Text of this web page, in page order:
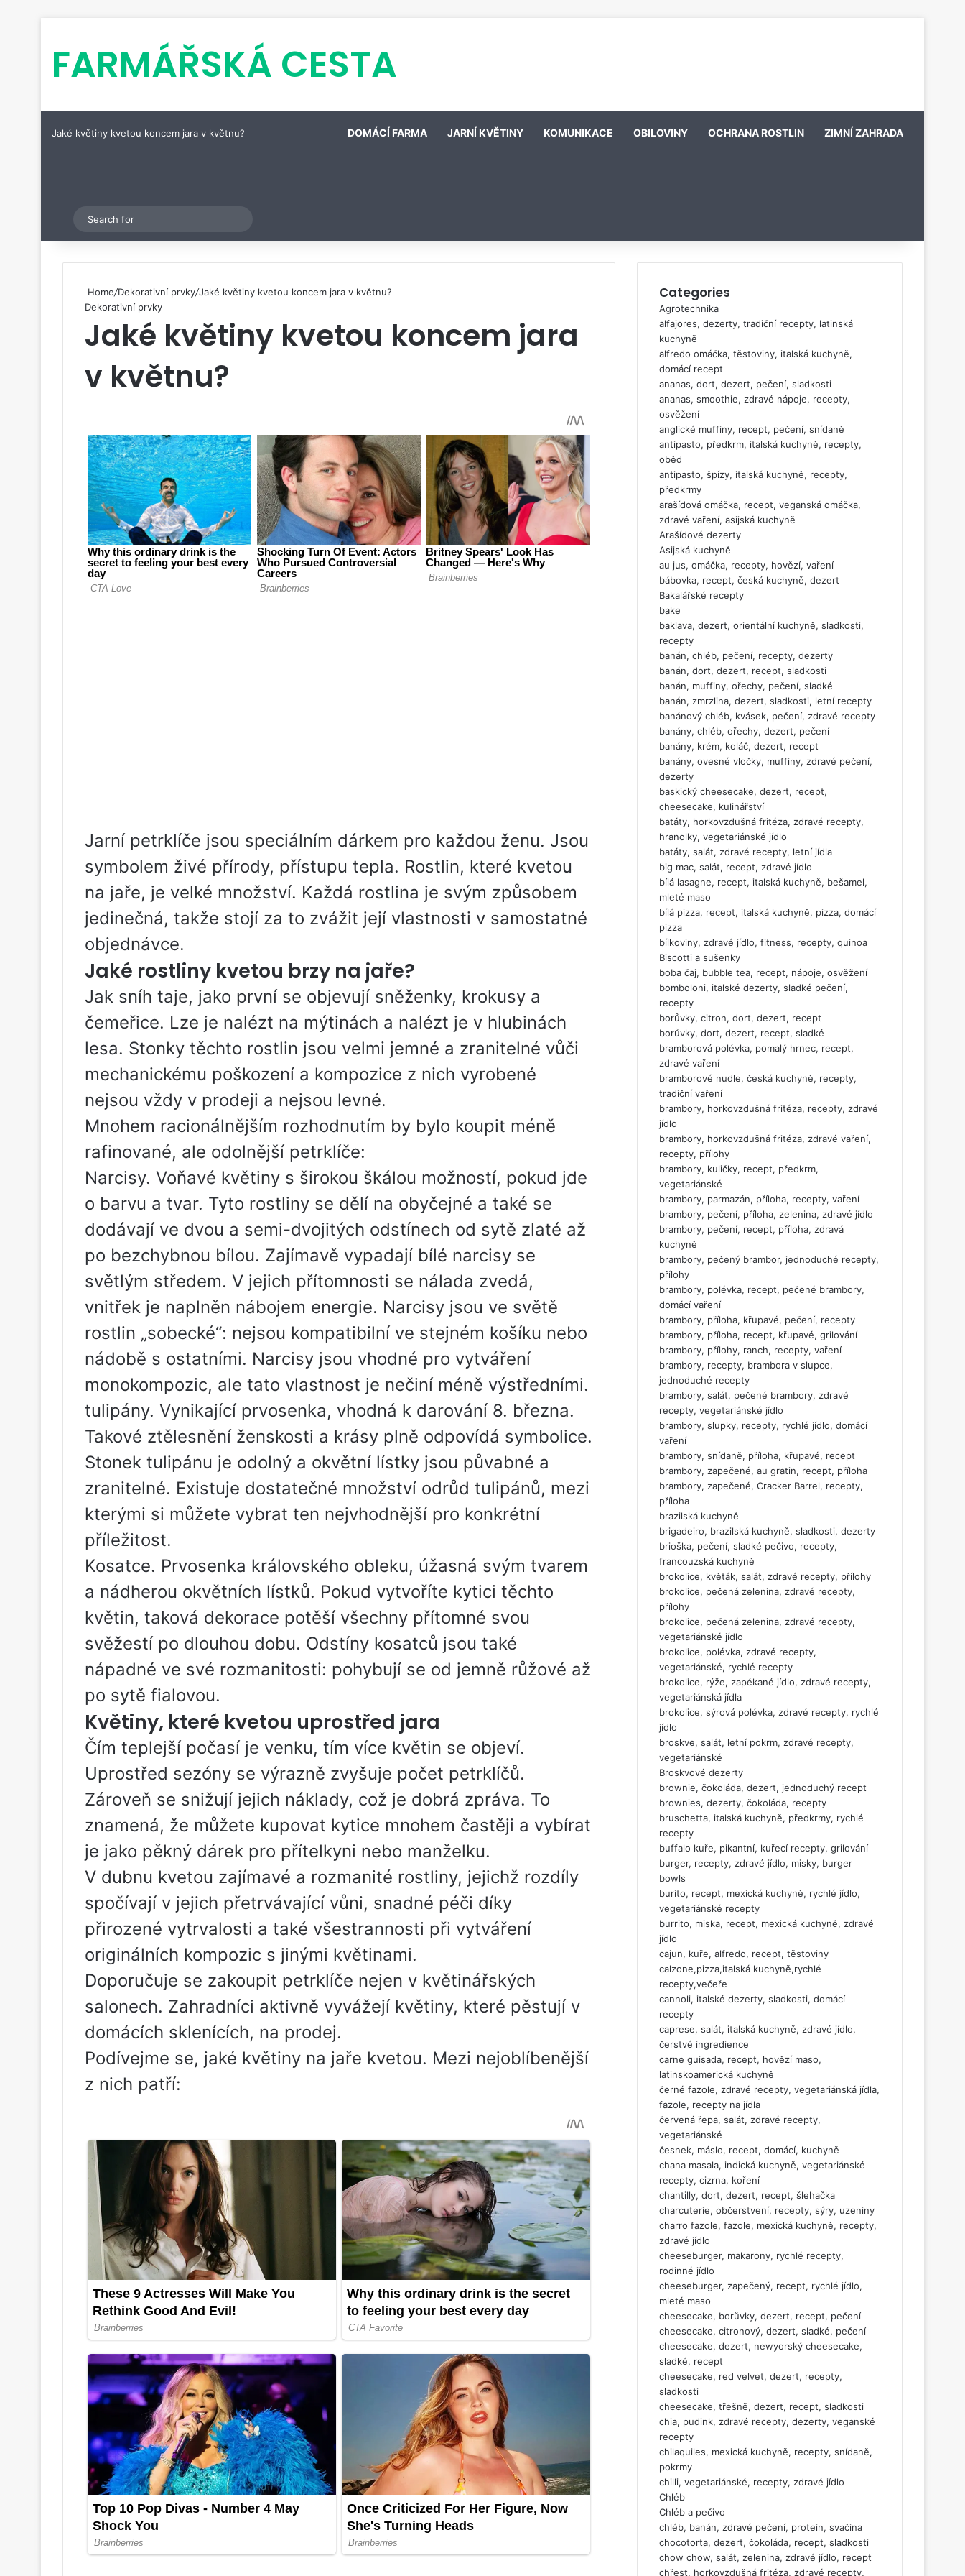
FARMÁŘSKÁ CESTA
Jaké květiny kvetou koncem jara v květnu? DOMÁCÍ FARMA JARNÍ KVĚTINY KOMUNIKACE OBILOVINY OCHRANA ROSTLIN ZIMNÍ ZAHRADA
Switch skin
for
Home/Dekorativní prvky/Jaké květiny kvetou koncem jara v květnu?
Dekorativní prvky
Jaké květiny kvetou koncem jara
v květnu?
Jarní petrklíče jsou speciálním dárkem pro každou ženu. Jsou
symbolem živé přírody, přístupu tepla. Rostlin, které kvetou
na jaře, je velké množství. Každá rostlina je svým způsobem
jedinečná, takže stojí za to zvážit její vlastnosti v samostatné
objednávce.
Jaké rostliny kvetou brzy na jaře?
Jak sníh taje, jako první se objevují sněženky, krokusy a
čemeřice. Lze je nalézt na mýtinách a nalézt je v hlubinách
lesa. Stonky těchto rostlin jsou velmi jemné a zranitelné vůči
mechanickému poškození a kompozice z nich vyrobené
nejsou vždy v prodeji a nejsou levné.
Mnohem racionálnějším rozhodnutím by bylo koupit méně
rafinované, ale odolnější petrklíče:
Narcisy. Voňavé květiny s širokou škálou možností, pokud jde
o barvu a tvar. Tyto rostliny se dělí na obyčejné a také se
dodávají ve dvou a semi-dvojitých odstínech od sytě zlaté až
po bezchybnou bílou. Zajímavě vypadají bílé narcisy se
světlým středem. V jejich přítomnosti se nálada zvedá,
vnitřek je naplněn nábojem energie. Narcisy jsou ve světě
rostlin „sobecké“: nejsou kompatibilní ve stejném košíku nebo
nádobě s ostatními. Narcisy jsou vhodné pro vytváření
monokompozic, ale tato vlastnost je nečiní méně výstředními.
tulipány. Vynikající prvosenka, vhodná k darování 8. března.
Takové ztělesnění ženskosti a krásy plně odpovídá symbolice.
Stonek tulipánu je odolný a okvětní lístky jsou půvabné a
zranitelné. Existuje dostatečné množství odrůd tulipánů, mezi
kterými si můžete vybrat ten nejvhodnější pro konkrétní
příležitost.
Kosatce. Prvosenka královského obleku, úžasná svým tvarem
a nádherou okvětních lístků. Pokud vytvoříte kytici těchto
květin, taková dekorace potěší všechny přítomné svou
svěžestí po dlouhou dobu. Odstíny kosatců jsou také
nápadné ve své rozmanitosti: pohybují se od jemně růžové až
po sytě fialovou.
Květiny, které kvetou uprostřed jara
Čím teplejší počasí je venku, tím více květin se objeví.
Uprostřed sezóny se výrazně zvyšuje počet petrklíčů.
Zároveň se snižují jejich náklady, což je dobrá zpráva. To
znamená, že můžete kupovat kytice mnohem častěji a vybírat
je jako pěkný dárek pro přítelkyni nebo manželku.
V dubnu kvetou zajímavé a rozmanité rostliny, jejichž rozdíly
spočívají v jejich přetrvávající vůni, snadné péči díky
přirozené vytrvalosti a také všestrannosti při vytváření
originálních kompozic s jinými květinami.
Doporučuje se zakoupit petrklíče nejen v květinářských
salonech. Zahradníci aktivně vyvážejí květiny, které pěstují v
domácích sklenících, na prodej.
Podívejme se, jaké květiny na jaře kvetou. Mezi nejoblíbenější
z nich patří:
Categories
Agrotechnika
alfajores, dezerty, tradiční recepty, latinská
kuchyně
alfredo omáčka, těstoviny, italská kuchyně,
domácí recept
ananas, dort, dezert, pečení, sladkosti
ananas, smoothie, zdravé nápoje, recepty,
osvěžení
anglické muffiny, recept, pečení, snídaně
antipasto, předkrm, italská kuchyně, recepty,
oběd
antipasto, špízy, italská kuchyně, recepty,
předkrmy
arašídová omáčka, recept, veganská omáčka,
zdravé vaření, asijská kuchyně
Arašídové dezerty
Asijská kuchyně
au jus, omáčka, recepty, hovězí, vaření
bábovka, recept, česká kuchyně, dezert
Bakalářské recepty
bake
baklava, dezert, orientální kuchyně, sladkosti,
recepty
banán, chléb, pečení, recepty, dezerty
banán, dort, dezert, recept, sladkosti
banán, muffiny, ořechy, pečení, sladké
banán, zmrzlina, dezert, sladkosti, letní recepty
banánový chléb, kvásek, pečení, zdravé recepty
banány, chléb, ořechy, dezert, pečení
banány, krém, koláč, dezert, recept
banány, ovesné vločky, muffiny, zdravé pečení,
dezerty
baskický cheesecake, dezert, recept,
cheesecake, kulinářství
batáty, horkovzdušná fritéza, zdravé recepty,
hranolky, vegetariánské jídlo
batáty, salát, zdravé recepty, letní jídla
big mac, salát, recept, zdravé jídlo
bílá lasagne, recept, italská kuchyně, bešamel,
mleté maso
bílá pizza, recept, italská kuchyně, pizza, domácí
pizza
bílkoviny, zdravé jídlo, fitness, recepty, quinoa
Biscotti a sušenky
boba čaj, bubble tea, recept, nápoje, osvěžení
bomboloni, italské dezerty, sladké pečení,
recepty
borůvky, citron, dort, dezert, recept
borůvky, dort, dezert, recept, sladké
bramborová polévka, pomalý hrnec, recept,
zdravé vaření
bramborové nudle, česká kuchyně, recepty,
tradiční vaření
brambory, horkovzdušná fritéza, recepty, zdravé
jídlo
brambory, horkovzdušná fritéza, zdravé vaření,
recepty, přílohy
brambory, kuličky, recept, předkrm,
vegetariánské
brambory, parmazán, příloha, recepty, vaření
brambory, pečení, příloha, zelenina, zdravé jídlo
brambory, pečení, recept, příloha, zdravá
kuchyně
brambory, pečený brambor, jednoduché recepty,
přílohy
brambory, polévka, recept, pečené brambory,
domácí vaření
brambory, příloha, křupavé, pečení, recepty
brambory, příloha, recept, křupavé, grilování
brambory, přílohy, ranch, recepty, vaření
brambory, recepty, brambora v slupce,
jednoduché recepty
brambory, salát, pečené brambory, zdravé
recepty, vegetariánské jídlo
brambory, slupky, recepty, rychlé jídlo, domácí
vaření
brambory, snídaně, příloha, křupavé, recept
brambory, zapečené, au gratin, recept, příloha
brambory, zapečené, Cracker Barrel, recepty,
příloha
brazilská kuchyně
brigadeiro, brazilská kuchyně, sladkosti, dezerty
brioška, pečení, sladké pečivo, recepty,
francouzská kuchyně
brokolice, květák, salát, zdravé recepty, přílohy
brokolice, pečená zelenina, zdravé recepty,
přílohy
brokolice, pečená zelenina, zdravé recepty,
vegetariánské jídlo
brokolice, polévka, zdravé recepty,
vegetariánské, rychlé recepty
brokolice, rýže, zapékané jídlo, zdravé recepty,
vegetariánská jídla
brokolice, sýrová polévka, zdravé recepty, rychlé
jídlo
broskve, salát, letní pokrm, zdravé recepty,
vegetariánské
Broskvové dezerty
brownie, čokoláda, dezert, jednoduchý recept
brownies, dezerty, čokoláda, recepty
bruschetta, italská kuchyně, předkrmy, rychlé
recepty
buffalo kuře, pikantní, kuřecí recepty, grilování
burger, recepty, zdravé jídlo, misky, burger
bowls
burito, recept, mexická kuchyně, rychlé jídlo,
vegetariánské recepty
burrito, miska, recept, mexická kuchyně, zdravé
jídlo
cajun, kuře, alfredo, recept, těstoviny
calzone,pizza,italská kuchyně,rychlé
recepty,večeře
cannoli, italské dezerty, sladkosti, domácí
recepty
caprese, salát, italská kuchyně, zdravé jídlo,
čerstvé ingredience
carne guisada, recept, hovězí maso,
latinskoamerická kuchyně
černé fazole, zdravé recepty, vegetariánská jídla,
fazole, recepty na jídla
červená řepa, salát, zdravé recepty,
vegetariánské
česnek, máslo, recept, domácí, kuchyně
chana masala, indická kuchyně, vegetariánské
recepty, cizrna, koření
chantilly, dort, dezert, recept, šlehačka
charcuterie, občerstvení, recepty, sýry, uzeniny
charro fazole, fazole, mexická kuchyně, recepty,
zdravé jídlo
cheeseburger, makarony, rychlé recepty,
rodinné jídlo
cheeseburger, zapečený, recept, rychlé jídlo,
mleté maso
cheesecake, borůvky, dezert, recept, pečení
cheesecake, citronový, dezert, sladké, pečení
cheesecake, dezert, newyorský cheesecake,
sladké, recept
cheesecake, red velvet, dezert, recepty,
sladkosti
cheesecake, třešně, dezert, recept, sladkosti
chia, pudink, zdravé recepty, dezerty, veganské
recepty
chilaquiles, mexická kuchyně, recepty, snídaně,
pokrmy
chilli, vegetariánské, recepty, zdravé jídlo
Chléb
Chléb a pečivo
chléb, banán, zdravé pečení, protein, svačina
chocotorta, dezert, čokoláda, recept, sladkosti
chow chow, salát, zelenina, zdravé jídlo, recept
chřest, horkovzdušná fritéza, zdravé recepty,